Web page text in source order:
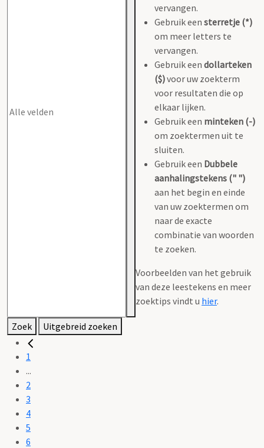
vervangen.
Gebruik een sterretje (*)
om meer letters te
vervangen.
Gebruik een dollarteken
($)voor uw zoekterm
voor resultaten die op
elkaar lijken.
Gebruik een minteken (-)
om zoektermen uit te
sluiten.
Gebruik een Dubbele
aanhalingstekens (" ")
aan het begin en einde
van uw zoektermen om
naar de exacte
combinatie van woorden
te zoeken.
Voorbeelden van het gebruik
van deze leestekens en meer
zoektips vindt u hier.
Zoek Uitgebreid zoeken
1
...
2
3
4
5
6